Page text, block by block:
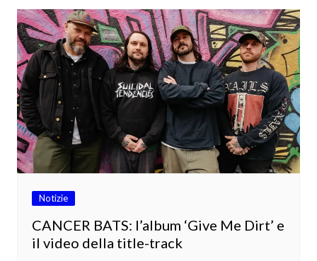
Notizie
CANCER BATS: l’album ‘Give Me Dirt’ e
il video della title-track